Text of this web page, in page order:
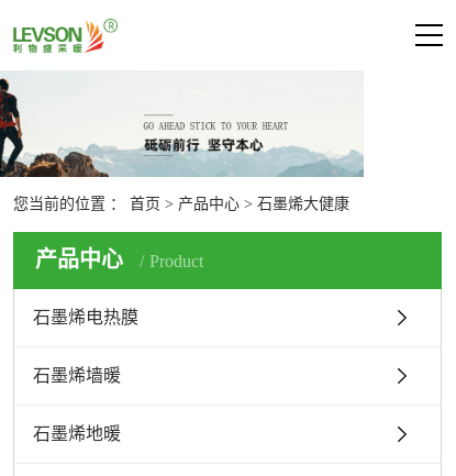
关于利物盛
新闻中心
石墨烯地暖
技术支持
联系我们
您当前的位置 ：首页 > 产品中心 >石墨烯大健康
产品中心 Product
石墨烯电热膜
石墨烯墙暖
石墨烯地暖